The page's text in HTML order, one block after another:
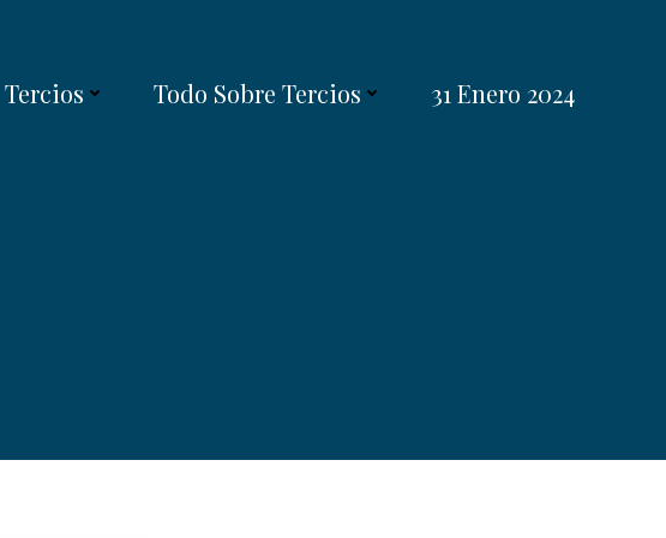
Tercios Todo Sobre Tercios 31 Enero 2024